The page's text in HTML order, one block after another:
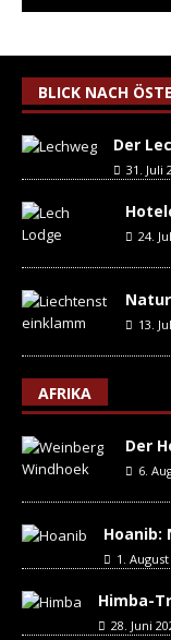
BLICK NACH
Der
31. Juli
24.
13.
AFRIKA
Der
6.
Hoanib:
1.
Himba-
28. Juni